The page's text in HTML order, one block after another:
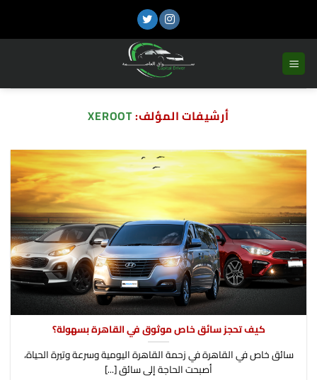
أرشيفات المؤلف:XEROOT
كيف تحجز سائق خاص موثوق في القاهرة بسهولة؟
سائق خاص في القاهرة في زحمة القاهرة اليومية وسرعة وتيرة الحياة،
أصبحت الحاجة إلى سائق [...]